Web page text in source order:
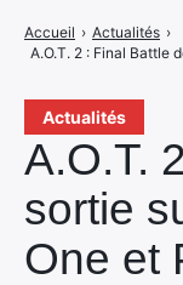
Actualités
A.O.T.
sortie
One et
Accueil › Actualités ›
A.O.T. 2 : Final Battle